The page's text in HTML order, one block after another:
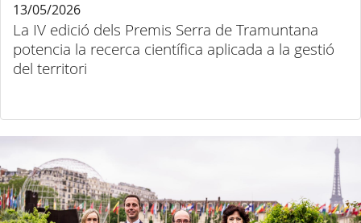
La IV edició dels Premis Serra de Tramuntana
potencia la recerca científica aplicada a la gestió
del territori
13/05/2026